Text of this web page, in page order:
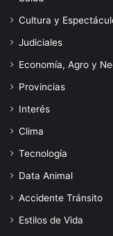
Cultura y
Judiciales
Economía, Agro y
Provincias
Interés
Clima
Tecnología
Data Animal
Accidente Tránsito
Estilos de Vida